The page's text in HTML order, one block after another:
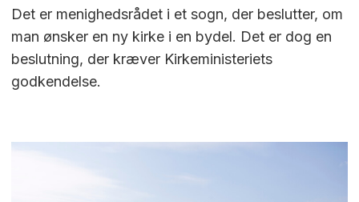
Det er menighedsrådet i et sogn, der beslutter, om
man ønsker en ny kirke i en bydel. Det er dog en
beslutning, der kræver Kirkeministeriets
godkendelse.